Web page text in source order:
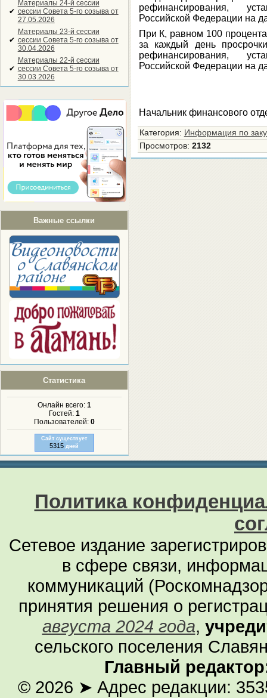
✔
Материалы 24-й сессии
сессии Совета 5-го созыва от
27.05.2026
✔
Материалы 23-й сессии
сессии Совета 5-го созыва от
30.04.2026
✔
Материалы 22-й сессии
сессии Совета 5-го созыва от
30.03.2026
Важные ссылки
Статистика
Онлайн всего: 1
Гостей: 1
Пользователей: 0
Сайт существует
5315 дней
рефинансирования,
Российской Федерации на
При К, равном 100
за каждый день
рефинансирования,
Российской Федерации на
Начальник
Категория: Информация по
Просмотров: 2132
Политика
Сетевое издание
в сфере связи,
коммуникаций
принятия решения о
августа 2024 года,
сельского поселения
Главный
© 2026 ➤ Адрес редакции: